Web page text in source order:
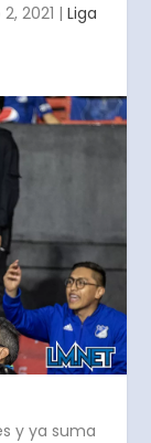
2021 | Liga
y ya suma